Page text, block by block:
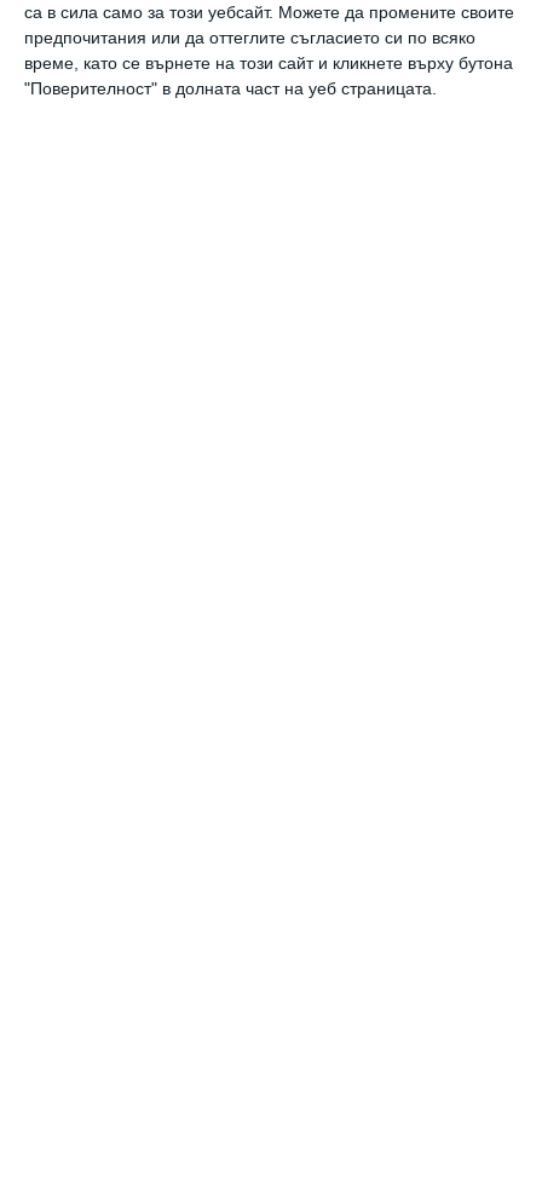
са в сила само за този уебсайт. Можете да промените своите
предпочитания или да оттеглите съгласието си по всяко
време, като се върнете на този сайт и кликнете върху бутона
"Поверителност" в долната част на уеб страницата.
При раждането всяко бебе се появява на бял
свят с определени килограми, които са много
близки до приблизителното измерване,